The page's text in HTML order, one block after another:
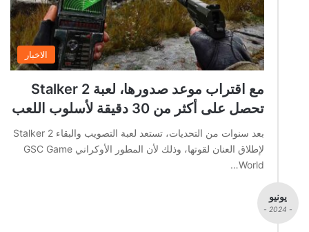
الاخبار
مع اقتراب موعد صدورها، لعبة Stalker 2
تحصل على أكثر من 30 دقيقة لأسلوب اللعب
بعد سنوات من التحديات، تستعد لعبة التصويب والبقاء Stalker 2
لإطلاق العنان لقوتها، وذلك لأن المطور الأوكراني GSC Game
World…
يونيو
- 2024 -